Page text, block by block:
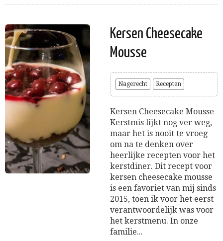
Kersen Cheesecake
Mousse
Nagerecht Recepten
Kersen Cheesecake Mousse
Kerstmis lijkt nog ver weg,
maar het is nooit te vroeg
om na te denken over
heerlijke recepten voor het
kerstdiner. Dit recept voor
kersen cheesecake mousse
is een favoriet van mij sinds
2015, toen ik voor het eerst
verantwoordelijk was voor
het kerstmenu. In onze
familie...